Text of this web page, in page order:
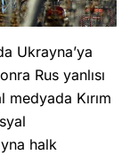
Ukrayna’ya
Rus yanlısı
Kırım
halk